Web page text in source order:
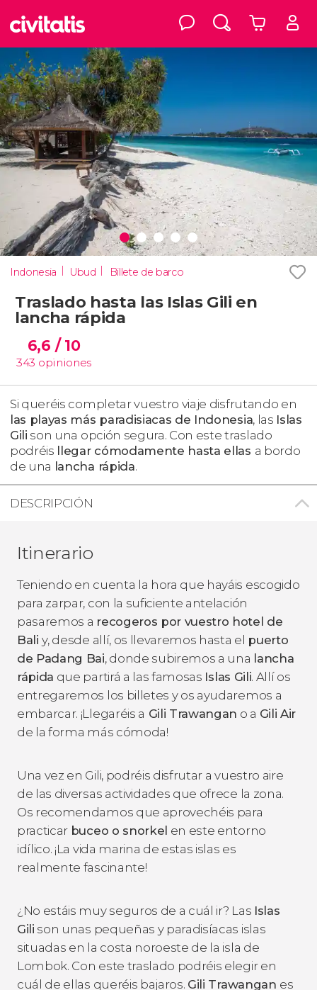
Indonesia Ubud Billete de barco
Traslado hasta las Islas Gili en
lancha rápida
6,6 / 10
343 opiniones
Si queréis completar vuestro viaje disfrutando en
las playas más paradisiacas de Indonesia, las Islas
Gili son una opción segura. Con este traslado
podréis llegar cómodamente hasta ellas a bordo
de una lancha rápida.
DESCRIPCIÓN
Itinerario
Teniendo en cuenta la hora que hayáis escogido
para zarpar, con la suficiente antelación
pasaremos a recogeros por vuestro hotel de
Baliy, desde allí, os llevaremos hasta el puerto
de Padang Bai, donde subiremos a una lancha
rápida que partirá a las famosas Islas Gili. Allí os
entregaremos los billetes y os ayudaremos a
embarcar. ¡Llegaréis a Gili Trawangan o a Gili Air
de la forma más cómoda!
Una vez en Gili, podréis disfrutar a vuestro aire
de las diversas actividades que ofrece la zona.
Os recomendamos que aprovechéis para
practicar buceo o snorkel en este entorno
idílico. ¡La vida marina de estas islas es
realmente fascinante!
¿No estáis muy seguros de a cuál ir? Las Islas
Gili son unas pequeñas y paradisíacas islas
situadas en la costa noroeste de la isla de
Lombok. Con este traslado podréis elegir en
cuál de ellas queréis bajaros. Gili Trawangan es